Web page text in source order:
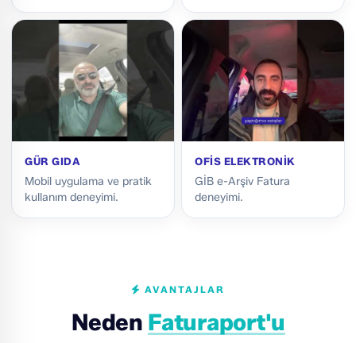
GÜR GIDA
Mobil uygulama ve pratik
kullanım deneyimi.
OFİS ELEKTRONİK
GİB e-Arşiv Fatura
deneyimi.
AVANTAJLAR
Neden Faturaport'u